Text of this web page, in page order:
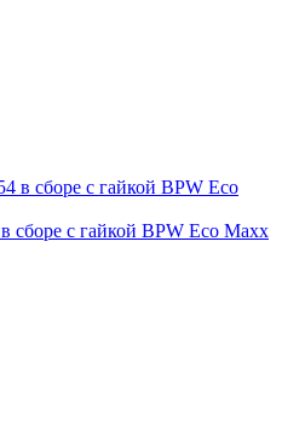
сборе с гайкой BPW Eco Maxx